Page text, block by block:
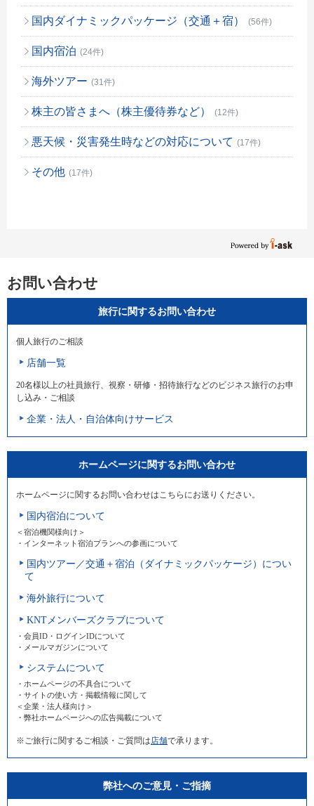
国内ダイナミックパッケージ（交通＋宿） (56件)
国内宿泊 (24件)
海外ツアー (31件)
株主の皆さまへ（株主優待券など） (12件)
悪天候・災害発生時などの対応について (17件)
その他 (17件)
お問い合わせ
旅行に関するお問い合わせ
個人旅行のご相談
店舗一覧
20名様以上の社員旅行、視察・研修・招待旅行などのビジネス旅行のお申
し込み・ご相談
企業・法人・自治体向けサービス
ホームページに関するお問い合わせ
ホームページに関するお問い合わせはこちらにお送りください。
国内宿泊について
＜宿泊機関様向け＞
・インターネット宿泊プランへの参画について
国内ツアー／交通＋宿泊（ダイナミックパッケージ）につい
て
海外旅行について
KNTメンバーズクラブについて
・会員ID・ログインIDについて
・メールマガジンについて
システムについて
・ホームページの不具合について
・サイトの使い方・掲載情報に関して
＜企業・法人様向け＞
・弊社ホームページへの広告掲載について
※ご旅行に関するご相談・ご質問は 店舗で承ります。
弊社へのご意見・ご指摘